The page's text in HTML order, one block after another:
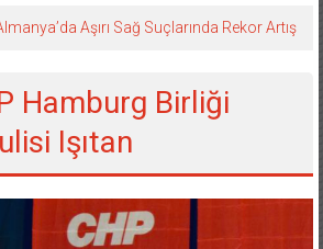
Aşırı Sağ Suçlarında Rekor Artış
Hamburg Birliği
Işıtan